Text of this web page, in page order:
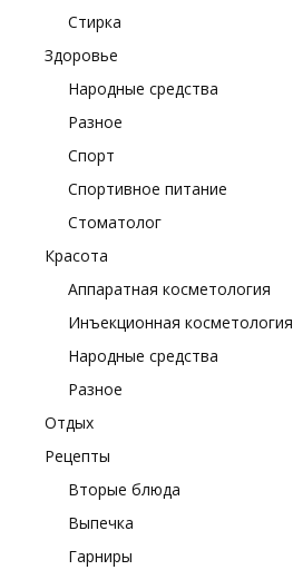
Стирка
Здоровье
Народные средства
Разное
Спорт
Спортивное питание
Стоматолог
Красота
Аппаратная косметология
Инъекционная косметология
Народные средства
Разное
Отдых
Рецепты
Вторые блюда
Выпечка
Гарниры